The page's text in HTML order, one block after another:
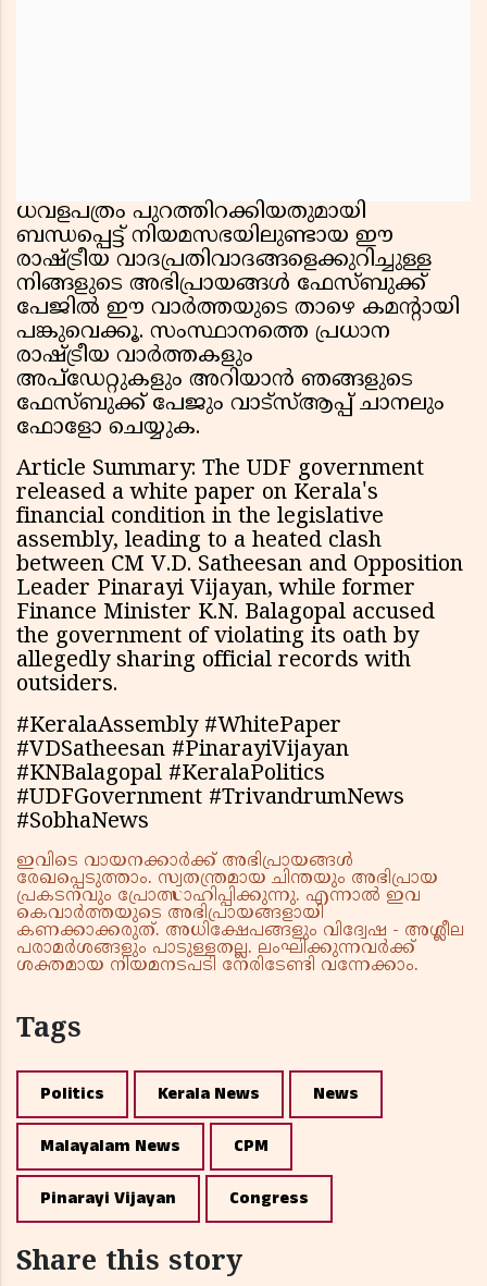
ധവളപത്രം പുറത്തിറക്കിയതുമായി
ബന്ധപ്പെട്ട് നിയമസഭയിലുണ്ടായ ഈ
രാഷ്ട്രീയ വാദപ്രതിവാദങ്ങളെക്കുറിച്ചുള്ള
നിങ്ങളുടെ അഭിപ്രായങ്ങൾ ഫേസ്ബുക്ക്
പേജില്‍ ഈ വാര്‍ത്തയുടെ താഴെ കമന്‍റായി
പങ്കുവെക്കൂ. സംസ്ഥാനത്തെ പ്രധാന
രാഷ്ട്രീയ വാർത്തകളും
അപ്ഡേറ്റുകളും അറിയാൻ ഞങ്ങളുടെ
ഫേസ്ബുക്ക് പേജും വാട്സ്ആപ്പ് ചാനലും
ഫോളോ ചെയ്യുക.
Article Summary: The UDF government
released a white paper on Kerala's
financial condition in the legislative
assembly, leading to a heated clash
between CM V.D. Satheesan and Opposition
Leader Pinarayi Vijayan, while former
Finance Minister K.N. Balagopal accused
the government of violating its oath by
allegedly sharing official records with
outsiders.
#KeralaAssembly #WhitePaper
#VDSatheesan #PinarayiVijayan
#KNBalagopal #KeralaPolitics
#UDFGovernment #TrivandrumNews
#SobhaNews
ഇവിടെ വായനക്കാർക്ക് അഭിപ്രായങ്ങൾ
രേഖപ്പെടുത്താം. സ്വതന്ത്രമായ ചിന്തയും അഭിപ്രായ
പ്രകടനവും പ്രോത്സാഹിപ്പിക്കുന്നു. എന്നാൽ ഇവ
കെവാർത്തയുടെ അഭിപ്രായങ്ങളായി
കണക്കാക്കരുത്. അധിക്ഷേപങ്ങളും വിദ്വേഷ - അശ്ലീല
പരാമർശങ്ങളും പാടുള്ളതല്ല. ലംഘിക്കുന്നവർക്ക്
ശക്തമായ നിയമനടപടി നേരിടേണ്ടി വന്നേക്കാം.
Tags
Politics Kerala News News
Malayalam News CPM
Pinarayi Vijayan Congress
Share this story